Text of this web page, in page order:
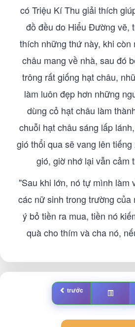
có Triệu Kí Thu giải thích
đồ đều do Hiểu Đường vẽ,
thích những thứ này, khi còn
châu mang về nhà, sau đó
trông rất giống hạt châu,
làm luôn đẹp hơn những
dùng cỏ hạt châu làm
chuỗi hạt châu sáng lấp
gió thổi qua sẽ vang lên
gió, giờ nhớ lại vẫn cảm
"Sau khi lớn, nó tự mình làm
các nữ sinh trong trường của
ý bỏ tiền ra mua, tiền nó
quà cho thím và cha nó,
trước